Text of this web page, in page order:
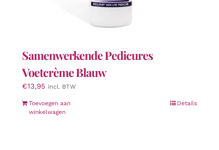
Samenwerkende Pedicures
Voetcrème Blauw
€13,95 incl. BTW
Toevoegen aan
winkelwagen
Details